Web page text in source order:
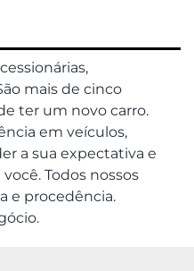
mais de cinco
ter um novo carro.
em veículos,
a sua expectativa e
Todos nossos
e procedência.